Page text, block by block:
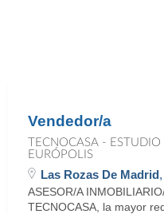
Vendedor/a
TECNOCASA -
EURÓPOLIS
Las Rozas De Madrid
ASESOR/A
TECNOCASA, la mayor